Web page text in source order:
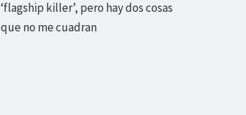
‘flagship killer’, pero hay dos cosas
que no me cuadran